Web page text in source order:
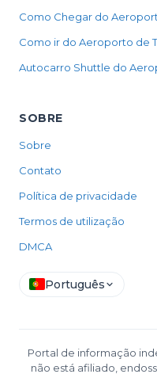
Como Chegar do
Como ir do Aeroporto de
Autocarro Shuttle do
SOBRE
Sobre
Contato
Política de privacidade
Termos de utilização
DMCA
Português
Portal de informação
não está afiliado,